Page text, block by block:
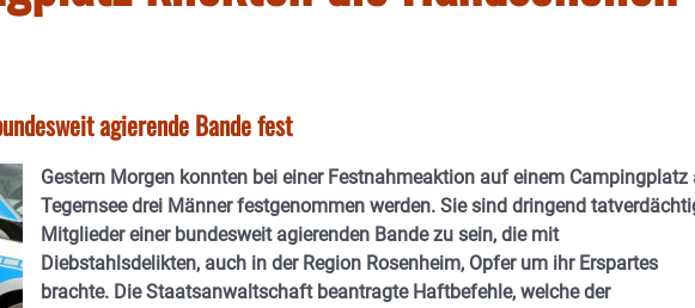
agierende Bande fest
Gestern Morgen konnten bei einer Festnahmeaktion auf einem Campingplatz
Tegernsee drei Männer festgenommen werden. Sie sind dringend
Mitglieder einer bundesweit agierenden Bande zu sein, die mit
Diebstahlsdelikten, auch in der Region Rosenheim, Opfer um ihr Erspartes
brachte. Die Staatsanwaltschaft beantragte Haftbefehle, welche der